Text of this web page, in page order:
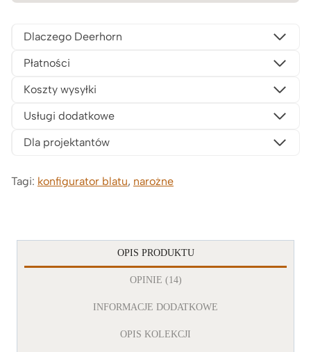
Dlaczego Deerhorn
Płatności
Koszty wysyłki
Usługi dodatkowe
Dla projektantów
Tagi: konfigurator blatu, narożne
OPIS PRODUKTU
OPINIE (14)
INFORMACJE DODATKOWE
OPIS KOLEKCJI